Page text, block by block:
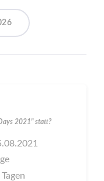
2021" statt?